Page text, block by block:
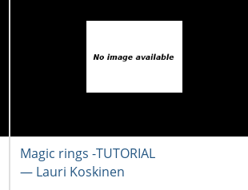
Magic rings -TUTORIAL
― Lauri Koskinen